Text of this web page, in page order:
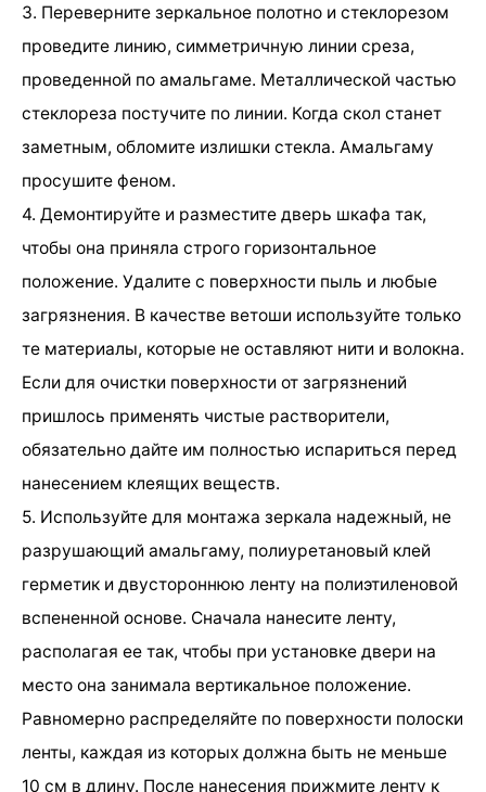
3. Переверните зеркальное полотно и стеклорезом
проведите линию, симметричную линии среза,
проведенной по амальгаме. Металлической частью
стеклореза постучите по линии. Когда скол станет
заметным, обломите излишки стекла. Амальгаму
просушите феном.
4. Демонтируйте и разместите дверь шкафа так,
чтобы она приняла строго горизонтальное
положение. Удалите с поверхности пыль и любые
загрязнения. В качестве ветоши используйте только
те материалы, которые не оставляют нити и волокна.
Если для очистки поверхности от загрязнений
пришлось применять чистые растворители,
обязательно дайте им полностью испариться перед
нанесением клеящих веществ.
5. Используйте для монтажа зеркала надежный, не
разрушающий амальгаму, полиуретановый клей
герметик и двустороннюю ленту на полиэтиленовой
вспененной основе. Сначала нанесите ленту,
располагая ее так, чтобы при установке двери на
место она занимала вертикальное положение.
Равномерно распределяйте по поверхности полоски
ленты, каждая из которых должна быть не меньше
10 см в длину. После нанесения прижмите ленту к